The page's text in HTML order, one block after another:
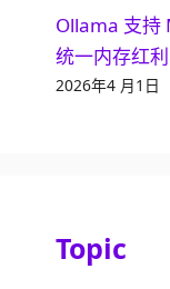
Ollama 支持
统一内存红
2026年4 月1日
Topic